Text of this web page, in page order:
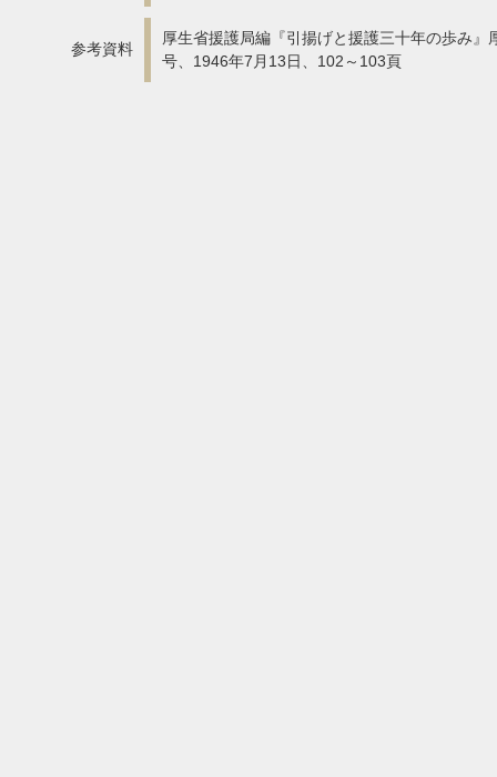
参考資料
厚生省援護局編『引揚げと援護三十年の歩み
号、1946年7月13日、102～103頁